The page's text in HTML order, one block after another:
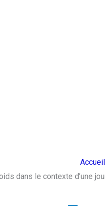
Accueil
dans le contexte d’une